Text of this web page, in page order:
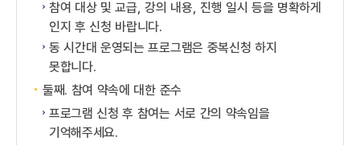
참여 대상 및 교급, 강의 내용, 진행 일시 등을 명확하게
인지 후 신청 바랍니다.
동 시간대 운영되는 프로그램은 중복신청 하지
못합니다.
둘째. 참여 약속에 대한 준수
프로그램 신청 후 참여는 서로 간의 약속임을
기억해주세요.